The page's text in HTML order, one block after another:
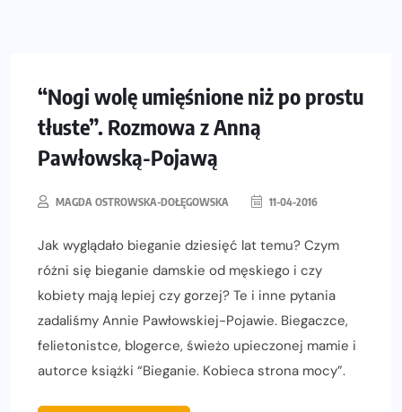
“Nogi wolę umięśnione niż po prostu
tłuste”. Rozmowa z Anną
Pawłowską-Pojawą
MAGDA OSTROWSKA-DOŁĘGOWSKA 11-04-2016
Jak wyglądało bieganie dziesięć lat temu? Czym
różni się bieganie damskie od męskiego i czy
kobiety mają lepiej czy gorzej? Te i inne pytania
zadaliśmy Annie Pawłowskiej-Pojawie. Biegaczce,
felietonistce, blogerce, świeżo upieczonej mamie i
autorce książki “Bieganie. Kobieca strona mocy”.